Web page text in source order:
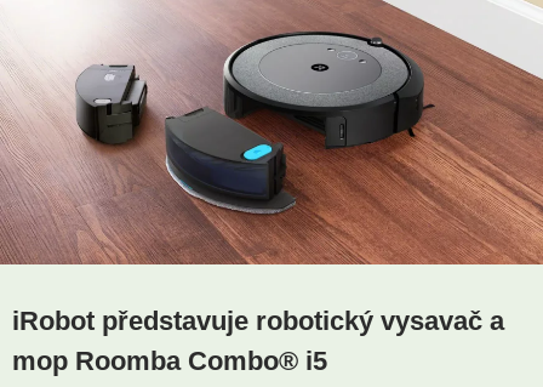
iRobot představuje robotický vysavač a
mop Roomba Combo® i5